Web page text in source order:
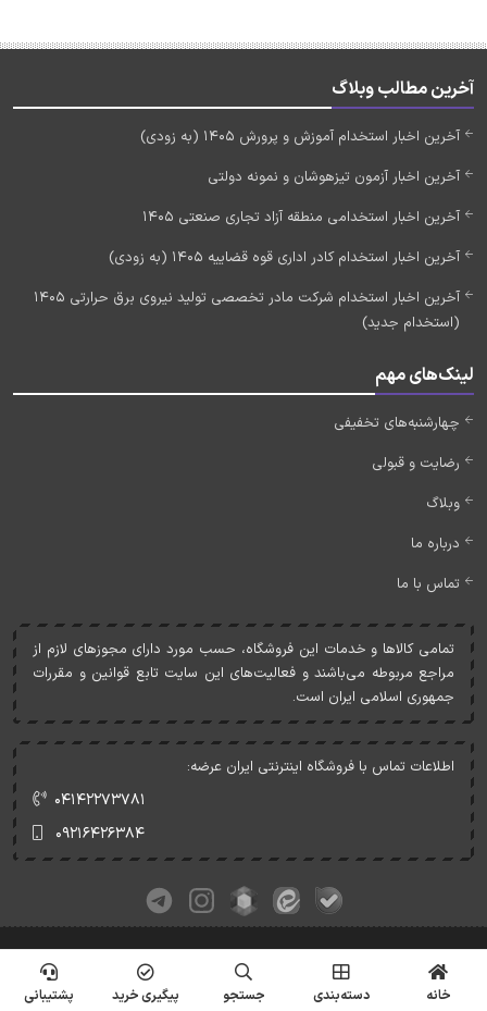
آخرین مطالب وبلاگ
آخرین اخبار استخدام آموزش و پرورش 1405 (به زودی)
آخرین اخبار آزمون تیزهوشان و نمونه دولتی
آخرین اخبار استخدامی منطقه آزاد تجاری صنعتی 1405
آخرین اخبار استخدام کادر اداری قوه قضاییه 1405 (به زودی)
آخرین اخبار استخدام شرکت مادر تخصصی تولید نیروی برق حرارتی 1405
(استخدام جدید)
لینک‌های مهم
چهارشنبه‌های تخفیفی
رضایت و قبولی
وبلاگ
درباره ما
تماس با ما
تمامی کالاها و خدمات اين فروشگاه، حسب مورد دارای مجوزهای لازم از
مراجع مربوطه می‌باشند و فعاليت‌های اين سايت تابع قوانين و مقررات
جمهوری اسلامی ايران است.
اطلاعات تماس با فروشگاه اینترنتی ایران عرضه:
۰۴۱۴۲۲۷۳۷۸۱
۰۹۲۱۶۴۲۶۳۸۴
کلیه حقوق این وبسایت متعلق به ایران عرضه می‌باشد.
© Copyrights - IranArze.ir - 1405
خانه دسته‌بندی جستجو پیگیری خرید پشتیبانی